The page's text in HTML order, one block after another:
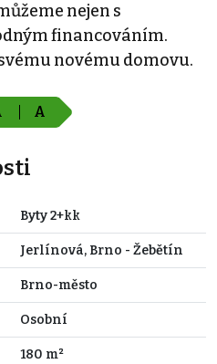
nejen s
financováním.
novému domovu.
A
Byty 2+kk
Jerlínová, Brno - Žebětín
Brno-město
Osobní
180 m²